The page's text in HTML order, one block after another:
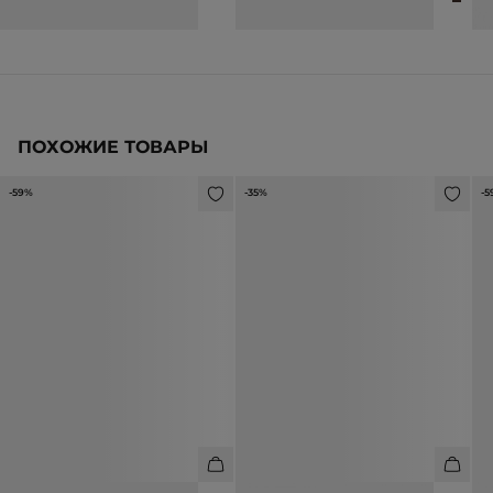
ПОХОЖИЕ ТОВАРЫ
-59% -35% -